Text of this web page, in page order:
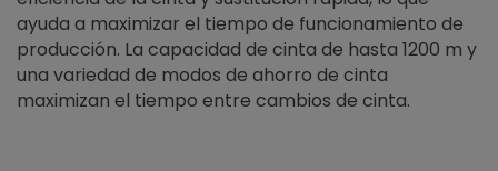
ayuda a maximizar el tiempo de funcionamiento de
producción. La capacidad de cinta de hasta 1200 m y
una variedad de modos de ahorro de cinta
maximizan el tiempo entre cambios de cinta.